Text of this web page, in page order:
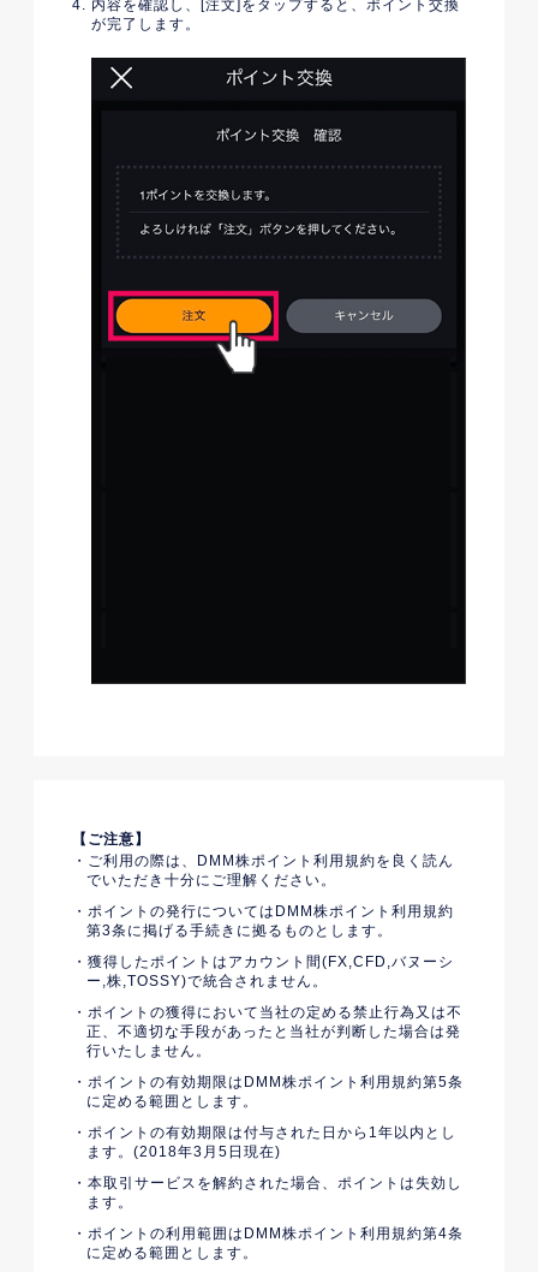
内容を確認し、[注文]をタップすると、ポイント交換
が完了します。
【ご注意】
ご利用の際は、DMM株ポイント利用規約を良く読ん
でいただき十分にご理解ください。
ポイントの発行についてはDMM株ポイント利用規約
第3条に掲げる手続きに拠るものとします。
獲得したポイントはアカウント間(FX,CFD,バヌーシ
ー,株,TOSSY)で統合されません。
ポイントの獲得において当社の定める禁止行為又は不
正、不適切な手段があったと当社が判断した場合は発
行いたしません。
ポイントの有効期限はDMM株ポイント利用規約第5条
に定める範囲とします。
ポイントの有効期限は付与された日から1年以内とし
ます。(2018年3月5日現在)
本取引サービスを解約された場合、ポイントは失効し
ます。
ポイントの利用範囲はDMM株ポイント利用規約第4条
に定める範囲とします。